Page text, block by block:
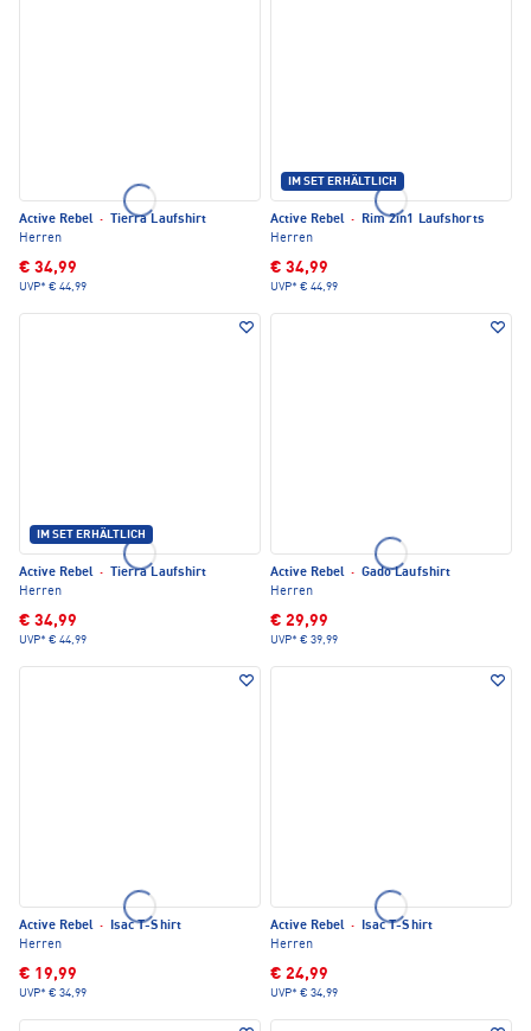
Active Rebel ·
Tierra Laufshirt
Herren
€ 34,99
UVP* € 44,99
IM SET ERHÄLTLICH
Active Rebel ·
Rim 2in1 Laufshorts
Herren
€ 34,99
UVP* € 44,99
IM SET ERHÄLTLICH
Active Rebel ·
Tierra Laufshirt
Herren
€ 34,99
UVP* € 44,99
Active Rebel · Gado Laufshirt
Herren
€ 29,99
UVP* € 39,99
Active Rebel ·
Isac T-Shirt
Herren
€ 19,99
UVP* € 34,99
Active Rebel ·
Isac T-Shirt
Herren
€ 24,99
UVP* € 34,99